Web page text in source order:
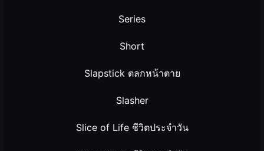
Series
Short
Slapstick ตลกหน้าตาย
Slasher
Slice of Life ชีวิตประจำวัน